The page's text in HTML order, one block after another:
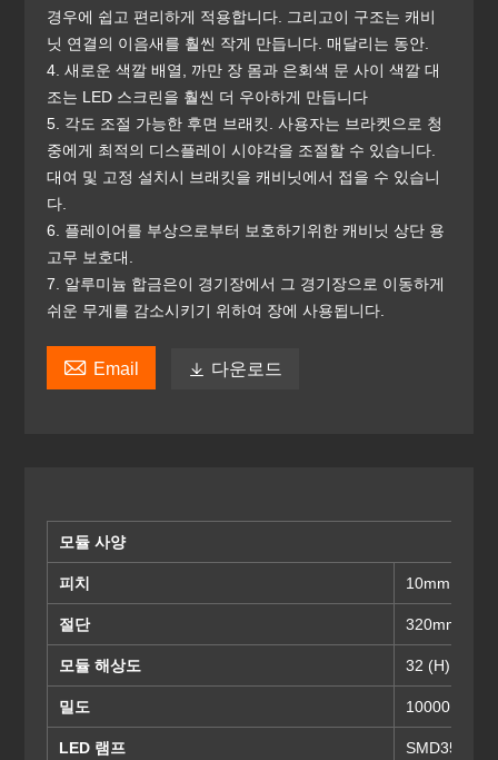
경우에 쉽고 편리하게 적용합니다. 그리고이 구조는 캐비
닛 연결의 이음새를 훨씬 작게 만듭니다. 매달리는 동안.
4. 새로운 색깔 배열, 까만 장 몸과 은회색 문 사이 색깔 대
조는 LED 스크린을 훨씬 더 우아하게 만듭니다
5. 각도 조절 가능한 후면 브래킷. 사용자는 브라켓으로 청
중에게 최적의 디스플레이 시야각을 조절할 수 있습니다.
대여 및 고정 설치시 브래킷을 캐비닛에서 접을 수 있습니
다.
6. 플레이어를 부상으로부터 보호하기위한 캐비닛 상단 용
고무 보호대.
7. 알루미늄 합금은이 경기장에서 그 경기장으로 이동하게
쉬운 무게를 감소시키기 위하여 장에 사용됩니다.
 Email  다운로드
모듈 사양
피치 10mm
절단 320mm (H)
모듈 해상도 32 (H) x16
밀도 10000 픽셀
LED 램프 SMD3535